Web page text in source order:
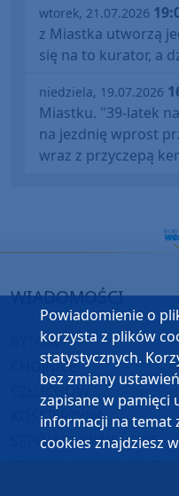
wtorek, 21.07.2026
z Miastka utworzą
się na to kurator, a
niedziela, 19.07.2026
Miastku. "39-latek
na jezdnię wprost
wraz z przyczepą
WIADOMOŚCI
BYTÓW
CHOJNICE
CZŁUCHÓW
KOŚCIERZYNA
SĘPÓLNO KRAJEŃSKIE
Powiadomienie o
korzysta z plików
statystycznych.
bez zmiany
zapisane w pamięci
informacji na temat
cookies znajdziesz w